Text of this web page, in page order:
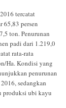
tercatat
65,83 persen
ton. Penurunan
padi dari 1.219,0
rata-rata
Ha. Kondisi yang
penurunan
sedangkan
produksi ubi kayu